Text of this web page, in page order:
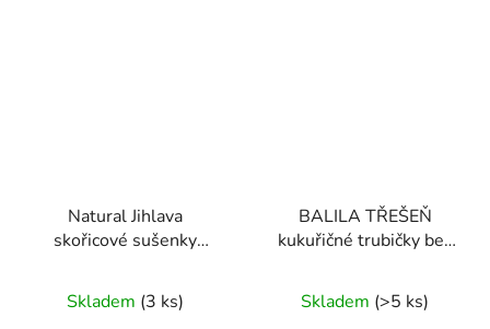
Natural Jihlava
skořicové sušenky
hodnocení
Skladem (3 ks)
BALILA TŘEŠEŇ
kukuřičné trubičky bez
hodnocení
Skladem (>5 ks)